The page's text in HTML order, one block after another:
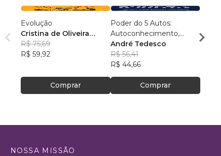
Evolução
Cristina de Oliveira
Leopoldino Rodrigues
R$ 75,69
R$ 59,92
Comprar
Poder do 5 Autos:
Autoconhecimento,
Autocontrole,
Autoestima,
Autoconfiança e
Autoperformance
André Tedesco
R$ 56,41
R$ 44,66
Comprar
R$
NOSSA MISSÃO